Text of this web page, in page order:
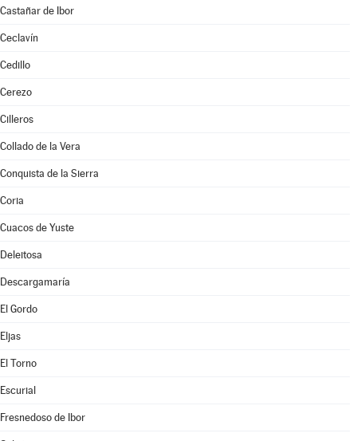
Castañar de Ibor
Ceclavín
Cedillo
Cerezo
Cilleros
Collado de la Vera
Conquista de la Sierra
Coria
Cuacos de Yuste
Deleitosa
Descargamaría
El Gordo
Eljas
El Torno
Escurial
Fresnedoso de Ibor